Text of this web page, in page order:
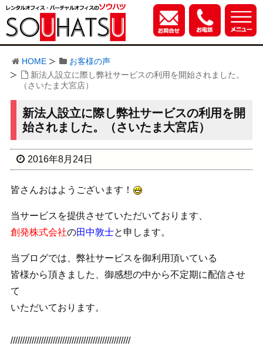
HOME
お客様の声
新法人設立に際し弊社サービスの利用を開始されました。
（さいたま大宮店）
新法人設立に際し弊社サービスの利用を開
始されました。（さいたま大宮店）
2016年8月24日
皆さんおはようございます！
当サービスを提供させていただいております、
創発株式会社の田中敦士と申します。
当ブログでは、弊社サービスを御利用頂いている
皆様から頂きました、御感想の中から不定期に配信させ
て
いただいております。
///////////////////////////////////////////////////